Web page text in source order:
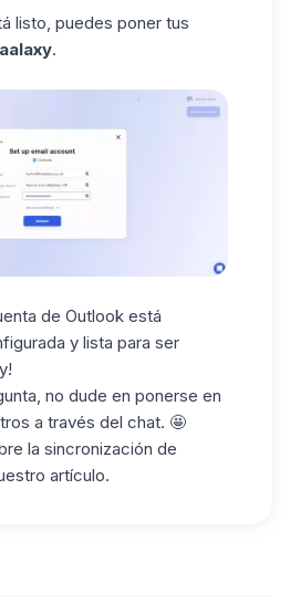
listo, puedes poner tus
.
de Outlook está
y lista para ser
no dude en ponerse en
a través del chat. 🤩
la sincronización de
artículo.